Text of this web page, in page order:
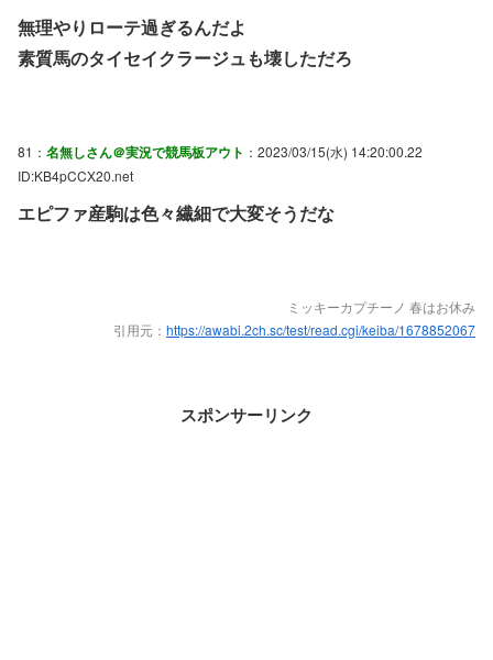
無理やりローテ過ぎるんだよ
素質馬のタイセイクラージュも壊しただろ
81： 名無しさん＠実況で競馬板アウト ：2023/03/15(水) 14:20:00.22
ID:KB4pCCX20.net
エピファ産駒は色々繊細で大変そうだな
ミッキーカプチーノ 春はお休み
引用元： https://awabi.2ch.sc/test/read.cgi/keiba/1678852067
スポンサーリンク